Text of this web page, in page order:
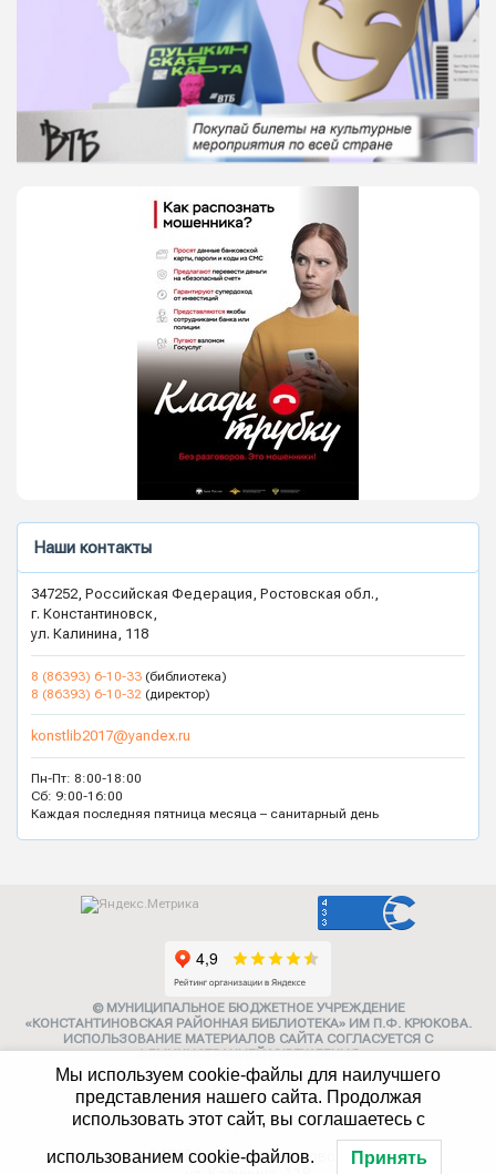
Наши контакты
347252, Российская Федерация, Ростовская обл.,
г. Константиновск,
ул. Калинина, 118
8 (86393) 6-10-33 (библиотека)
8 (86393) 6-10-32 (директор)
konstlib2017@yandex.ru
Пн-Пт: 8:00-18:00
Сб: 9:00-16:00
Каждая последняя пятница месяца – санитарный день
Мы используем cookie-файлы для наилучшего
представления нашего сайта. Продолжая
использовать этот сайт, вы соглашаетесь с
использованием cookie-файлов. Принять
© МУНИЦИПАЛЬНОЕ БЮДЖЕТНОЕ УЧРЕЖДЕНИЕ
«КОНСТАНТИНОВСКАЯ РАЙОННАЯ БИБЛИОТЕКА» ИМ П.Ф. КРЮКОВА.
ИСПОЛЬЗОВАНИЕ МАТЕРИАЛОВ САЙТА СОГЛАСУЕТСЯ С
АДМИНИСТРАЦИЕЙ УЧРЕЖДЕНИЯ
Карта сайта
Политика конфиденциальности
347252, г. Константиновск,